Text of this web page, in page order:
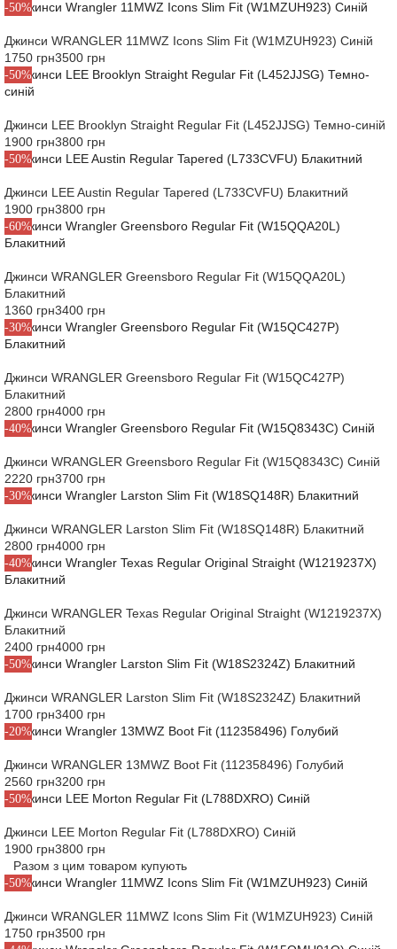
-50%
Джинси WRANGLER 11MWZ Icons Slim Fit (W1MZUH923) Синій
1750 грн3500 грн
-50%
Джинси LEE Brooklyn Straight Regular Fit (L452JJSG) Темно-синій
1900 грн3800 грн
-50%
Джинси LEE Austin Regular Tapered (L733CVFU) Блакитний
1900 грн3800 грн
-60%
Джинси WRANGLER Greensboro Regular Fit (W15QQA20L)
Блакитний
1360 грн3400 грн
-30%
Джинси WRANGLER Greensboro Regular Fit (W15QC427P)
Блакитний
2800 грн4000 грн
-40%
Джинси WRANGLER Greensboro Regular Fit (W15Q8343C) Синій
2220 грн3700 грн
-30%
Джинси WRANGLER Larston Slim Fit (W18SQ148R) Блакитний
2800 грн4000 грн
-40%
Джинси WRANGLER Texas Regular Original Straight (W1219237X)
Блакитний
2400 грн4000 грн
-50%
Джинси WRANGLER Larston Slim Fit (W18S2324Z) Блакитний
1700 грн3400 грн
-20%
Джинси WRANGLER 13MWZ Boot Fit (112358496) Голубий
2560 грн3200 грн
-50%
Джинси LEE Morton Regular Fit (L788DXRO) Синій
1900 грн3800 грн
Разом з цим товаром купують
-50%
Джинси WRANGLER 11MWZ Icons Slim Fit (W1MZUH923) Синій
1750 грн3500 грн